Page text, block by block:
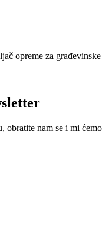
opreme za građevinske
obratite nam se i mi ćemo